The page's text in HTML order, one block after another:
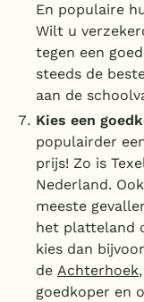
En populaire
Wilt u
tegen een
steeds de
aan de
Kies een
populairder
prijs! Zo is
Nederland. Ook
meeste
het platteland
kies dan
de Achterhoek,
goedkoper en